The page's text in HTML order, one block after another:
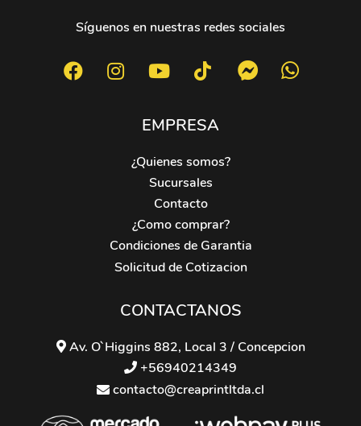
Síguenos en nuestras redes sociales
EMPRESA
¿Quienes somos?
Sucursales
Contacto
¿Como comprar?
Condiciones de Garantia
Solicitud de Cotizacion
CONTACTANOS
Av. O`Higgins 882, Local 3 / Concepcion
+56940214349
contacto@creaprintltda.cl